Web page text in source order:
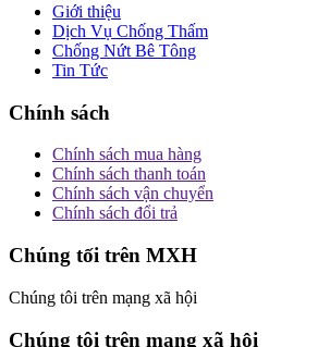
Giới thiệu
Dịch Vụ Chống Thấm
Chống Nứt Bê Tông
Tin Tức
Chính sách
Chính sách mua hàng
Chính sách thanh toán
Chính sách vận chuyển
Chính sách đổi trả
Chúng tối trên MXH
Chúng tôi trên mạng xã hội
Chúng tôi trên mạng xã hội